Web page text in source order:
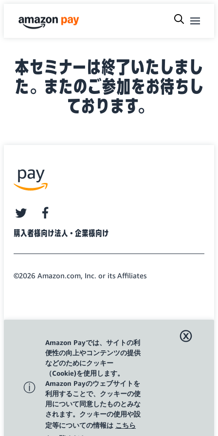
本セミナーは終了いたしまし
た。またのご参加をお待ちし
ております。
購入者様向け法人・企業様向け
twitterfacebook
©2026 Amazon.com, Inc. or its Affiliates
ⓘ
Amazon Payでは、サイトの利
便性の向上やコンテンツの提供
などのためにクッキー
（Cookie)を使用します。
Amazon Payのウェブサイトを
利用することで、クッキーの使
用について同意したものとみな
されます。クッキーの使用や設
定等についての情報は こちら
ⓧ